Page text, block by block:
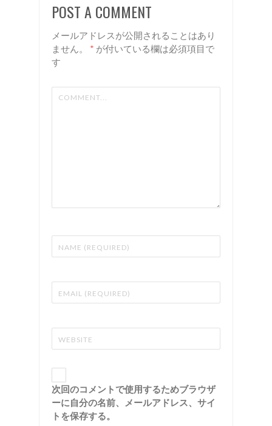
POST A COMMENT
メールアドレスが公開されることはあり
ません。
* が付いている欄は必須項目で
す
次回のコメントで使用するためブラウザ
ーに自分の名前、メールアドレス、サイ
トを保存する。